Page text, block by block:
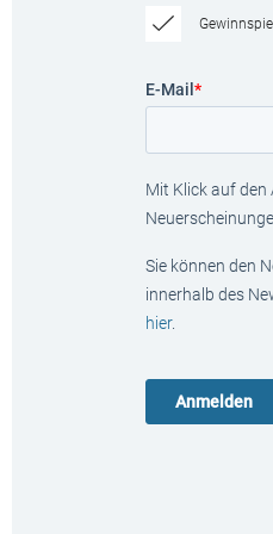
E-Mail *
Mit Klick auf den
Sie können den
innerhalb des
hier.